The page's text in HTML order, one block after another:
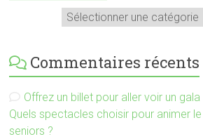
Commentaires récents
Offrez un billet pour aller voir un
Quels spectacles choisir pour animer
seniors ?